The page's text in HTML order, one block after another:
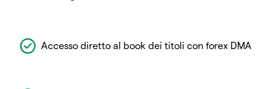
Accesso diretto al book dei titoli con forex DMA